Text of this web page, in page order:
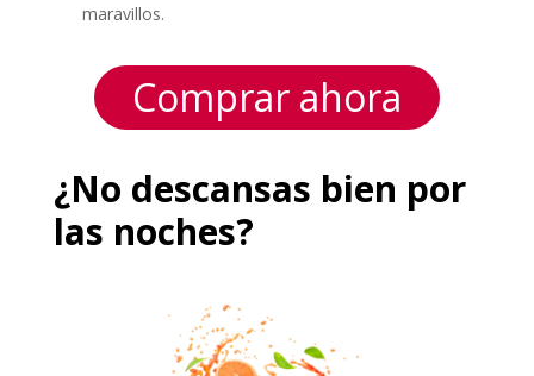
maravillos.
Comprar ahora
¿No descansas bien por
las noches?